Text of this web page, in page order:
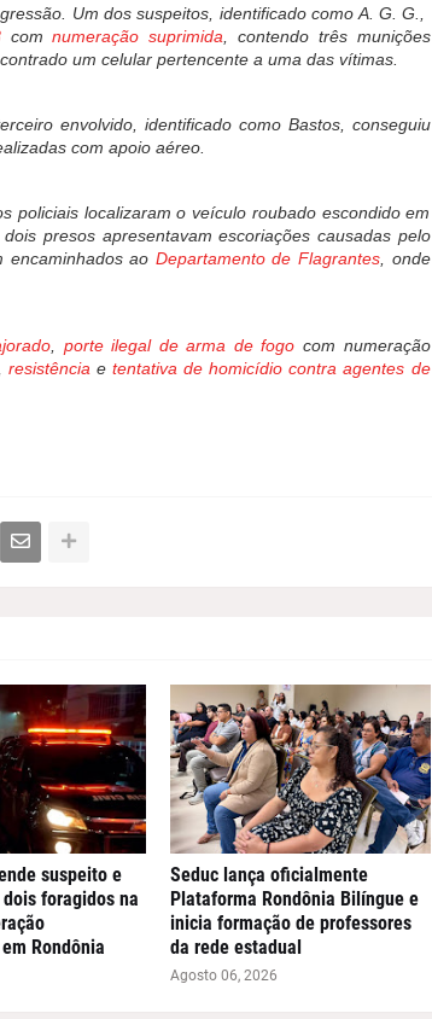
Um dos suspeitos, identificado como A. G. G.,
comnumeração suprimida, contendo três munições
um celular pertencente a uma das vítimas.
envolvido, identificado como Bastos, conseguiu
com apoio aéreo.
policiais localizaram o veículo roubado escondido em
presos apresentavam escoriações causadas pelo
encaminhados ao Departamento de Flagrantes, onde
, porte ilegal de arma de fogo com numeração
resistência etentativa de homicídio contra agentes de
suspeito e
foragidos na
Rondônia
Seduc lança oficialmente
Plataforma Rondônia Bilíngue e
inicia formação de professores
da rede estadual
Agosto 06, 2026